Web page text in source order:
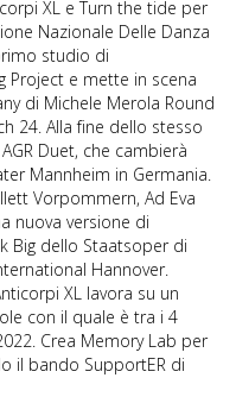
XL e Turn the tide per
Nazionale Delle Danza
studio di
Project e mette in scena
di Michele Merola Round
24. Alla fine dello stesso
Duet, che cambierà
Mannheim in Germania.
Vorpommern, Ad Eva
nuova versione di
Big dello Staatsoper di
Hannover.
XL lavora su un
con il quale è tra i 4
Crea Memory Lab per
il bando SupportER di